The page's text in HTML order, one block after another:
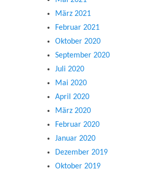
März 2021
Februar 2021
Oktober 2020
September 2020
Juli 2020
Mai 2020
April 2020
März 2020
Februar 2020
Januar 2020
Dezember 2019
Oktober 2019